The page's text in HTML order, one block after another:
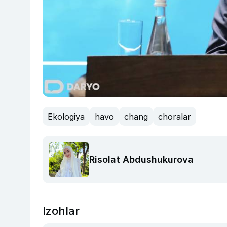
Ekologiya havo chang choralar
Risolat Abdushukurova
Izohlar